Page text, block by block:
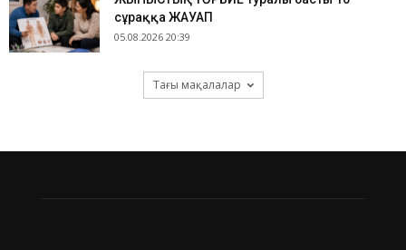
сұраққа ЖАУАП
05.08.2026 20:39
Тағы мақалалар